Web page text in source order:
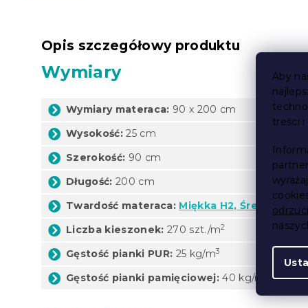
Aby
treści
Opis szczegółowy produktu
Wymiary
Wymiary materaca: 90 x 200 cm
Wysokość: 25 cm
Szerokość: 90 cm
Długość: 200 cm
Twardość materaca: Miękka H2, Średnia
Liczba kieszonek: 270 szt./m2
Gęstość pianki PUR: 25 kg/m3
Gęstość pianki pamięciowej: 40 kg/m